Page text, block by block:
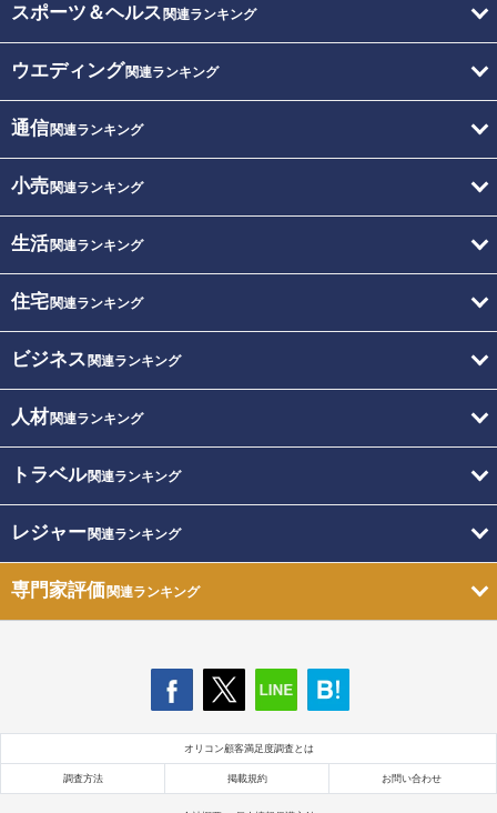
スポーツ＆ヘルス 関連ランキング
ウエディング関連ランキング
通信関連ランキング
小売関連ランキング
生活関連ランキング
住宅関連ランキング
ビジネス 関連ランキング
人材関連ランキング
トラベル関連ランキング
レジャー関連ランキング
専門家評価関連ランキング
オリコン顧客満足度調査とは
調査方法 掲載規約 お問い合わせ